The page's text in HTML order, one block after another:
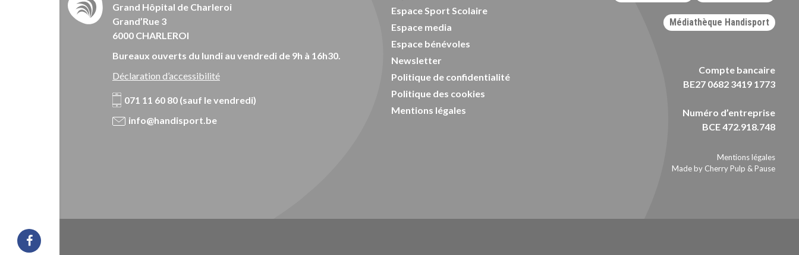
Grand Hôpital de Charleroi
Grand’Rue 3
6000 CHARLEROI
Bureaux ouverts du lundi au vendredi de 9h à 16h30.
Déclaration d’accessibilité
071 11 60 80 (sauf le vendredi)
info@handisport.be
Espace Sport Scolaire
Espace media
Espace bénévoles
Newsletter
Politique de confidentialité
Politique des cookies
Mentions légales
Médiathèque Handisport
Compte bancaire
BE27 0682 3419 1773
Numéro d’entreprise
BCE 472.918.748
Mentions légales
Made by Cherry Pulp & Pause